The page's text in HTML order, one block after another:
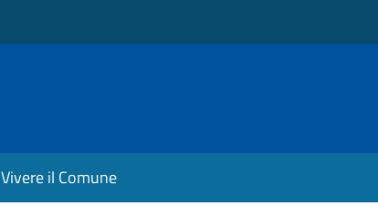
Vivere il Comune